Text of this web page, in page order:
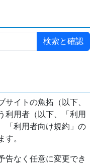
サイトの魚拓（以下、
利用者（以下、「利用
「利用者向け規約」の
す。
告なく任意に変更でき